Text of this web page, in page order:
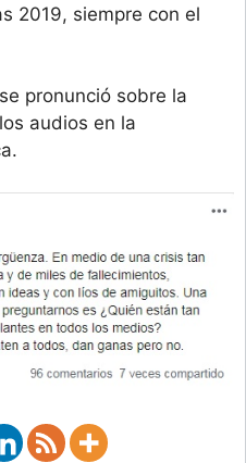
2019, siempre con el
pronunció sobre la
audios en la